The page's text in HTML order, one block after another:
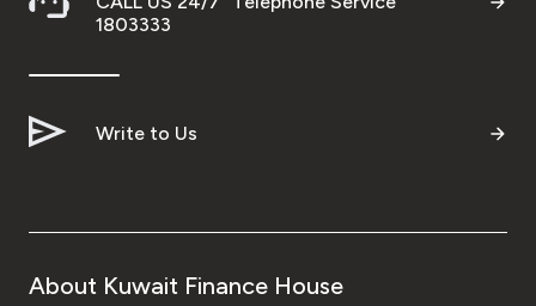
1803333
Write to Us
About Kuwait Finance House